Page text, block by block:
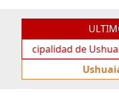
de Ushuaia